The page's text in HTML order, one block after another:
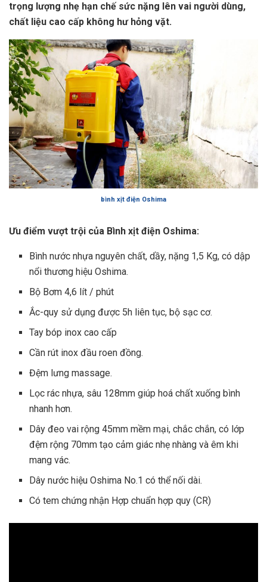
trọng lượng nhẹ hạn chế sức nặng lên vai người dùng,
chất liệu cao cấp không hư hỏng vặt.
bình xịt điện Oshima
Ưu điểm vượt trội của Bình xịt điện Oshima:
Bình nước nhựa nguyên chất, dầy, nặng 1,5 Kg, có dập
nổi thương hiệu Oshima.
Bộ Bơm 4,6 lít / phút
Ắc-quy sử dụng được 5h liên tục, bộ sạc cơ.
Tay bóp inox cao cấp
Cần rút inox đầu roen đồng.
Đệm lưng massage.
Lọc rác nhựa, sâu 128mm giúp hoá chất xuống bình
nhanh hơn.
Dây đeo vai rộng 45mm mềm mại, chắc chắn, có lớp
đệm rộng 70mm tạo cảm giác nhẹ nhàng và êm khi
mang vác.
Dây nước hiệu Oshima No.1 có thể nối dài.
Có tem chứng nhận Hợp chuẩn hợp quy (CR)